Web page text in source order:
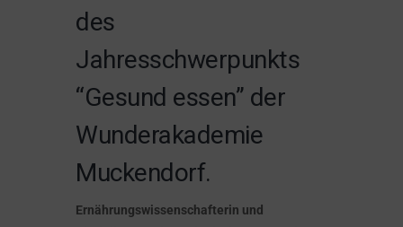
des
Jahresschwerpunkts
“Gesund essen” der
Wunderakademie
Muckendorf.
Ernährungswissenschafterin und